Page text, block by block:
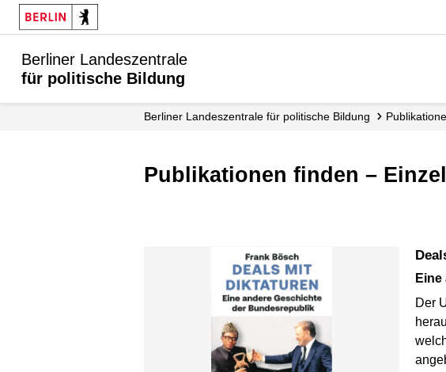
Berliner Landeszentrale
für politische Bildung
Berliner Landeszentrale für politische Bildung
Publikationen finden –
Der